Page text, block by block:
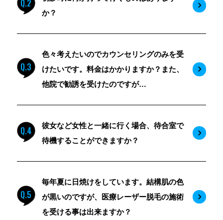
Q.2
か？
Q.3
色々考えたいのでカウンセリングのみを受
けたいです。料金はかかりますか？また、
他院で勧誘を受けたのですが…
Q.4
彼女など女性と一緒に行く場合、待合室で
待機することができますか？
Q.5
毎年夏に日焼けをしています。結構肌の色
が黒いのですが、医療レーザー脱毛の施術
を受ける事は出来ますか？